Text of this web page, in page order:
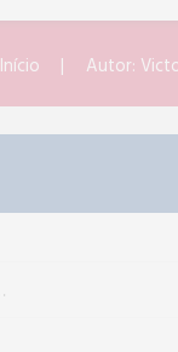
Início Autor: